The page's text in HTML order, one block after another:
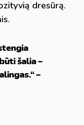
dresūrą.
šalia –
–